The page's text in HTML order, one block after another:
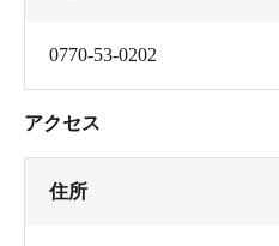
0770-53-0202
アクセス
住所